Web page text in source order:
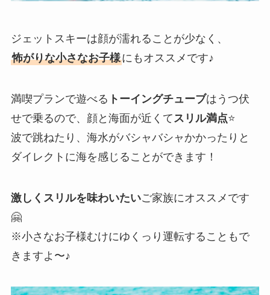
ジェットスキーは顔が濡れることが少なく、
怖がりな小さなお子様にもオススメです♪
満喫プランで遊べる トーイングチューブはうつ伏
せで乗るので、顔と海面が近くて スリル満点⭐️
波で跳ねたり、海水がバシャバシャかかったりと
ダイレクトに海を感じることができます！
激しくスリルを味わいたいご家族にオススメです
🤗
※小さなお子様むけにゆくっり運転することもで
きますよ〜♪